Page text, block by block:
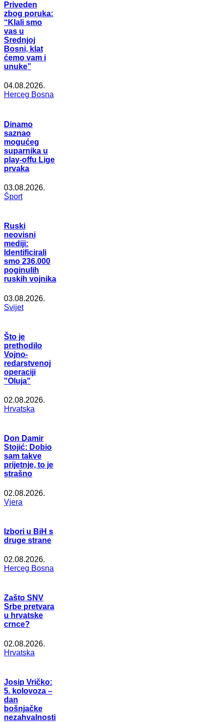
Priveden
zbog poruka:
“Klali smo
vas u
Srednjoj
Bosni, klat
ćemo vam i
unuke”
04.08.2026.
Herceg Bosna
Dinamo
saznao
mogućeg
suparnika u
play-offu Lige
prvaka
03.08.2026.
Šport
Ruski
neovisni
mediji:
Identificirali
smo 236.000
poginulih
ruskih vojnika
03.08.2026.
Svijet
Što je
prethodilo
Vojno-
redarstvenoj
operaciji
"Oluja"
02.08.2026.
Hrvatska
Don Damir
Stojić: Dobio
sam takve
prijetnje, to je
strašno
02.08.2026.
Vjera
Izbori u BiH s
druge strane
02.08.2026.
Herceg Bosna
Zašto SNV
Srbe pretvara
u hrvatske
crnce?
02.08.2026.
Hrvatska
Josip Vričko:
5. kolovoza –
dan
bošnjačke
nezahvalnosti